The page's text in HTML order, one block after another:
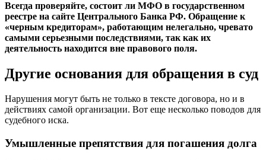
Всегда проверяйте, состоит ли МФО в государственном
реестре на сайте Центрального Банка РФ. Обращение к
«черным кредиторам», работающим нелегально, чревато
самыми серьезными последствиями, так как их
деятельность находится вне правового поля.
Другие основания для обращения в суд
Нарушения могут быть не только в тексте договора, но и в
действиях самой организации. Вот еще несколько поводов для
судебного иска.
Умышленные препятствия для погашения долга